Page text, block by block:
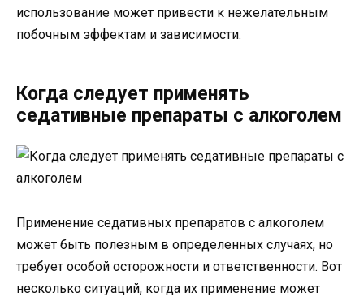
использование может привести к нежелательным
побочным эффектам и зависимости.
Когда следует применять
седативные препараты с алкоголем
Применение седативных препаратов с алкоголем
может быть полезным в определенных случаях, но
требует особой осторожности и ответственности. Вот
несколько ситуаций, когда их применение может